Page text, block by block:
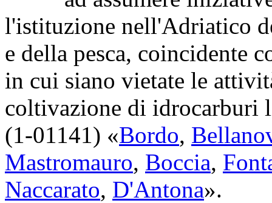
l'istituzione nell'Adriatico
e della pesca, coincidente
in cui siano vietate le
coltivazione di idrocarburi
(1-01141) «Bordo,
Mastromauro, Boccia,
Naccarato, D'Antona».